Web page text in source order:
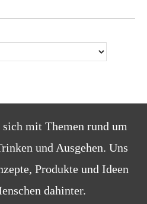
mit Themen rund um
und Ausgehen. Uns
Produkte und Ideen
dahinter.